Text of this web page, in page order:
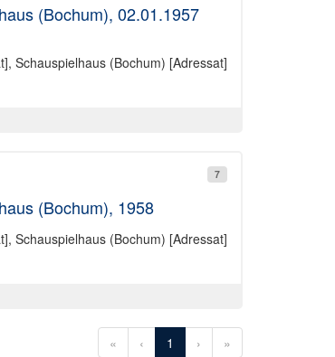
(Bochum), 02.01.1957
Schauspielhaus (Bochum) [Adressat]
7
(Bochum), 1958
Schauspielhaus (Bochum) [Adressat]
« ‹ 1 › »